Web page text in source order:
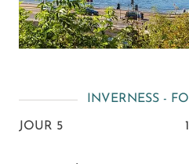
INVERNESS -
JOUR 5